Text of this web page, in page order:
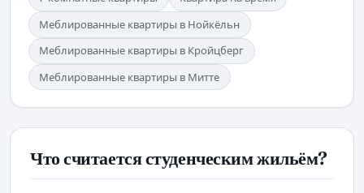
Меблированные квартиры в Нойкёльн
Меблированные квартиры в Кройцберг
Меблированные квартиры в Митте
Что считается студенческим жильём?